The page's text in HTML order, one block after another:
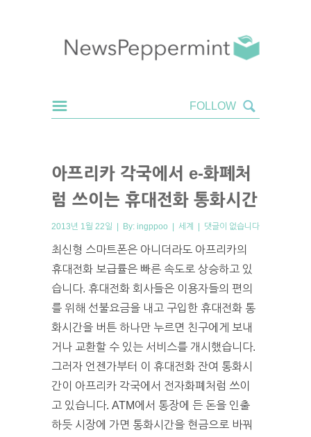
아프리카 각국에서 e-화폐처
럼 쓰이는 휴대전화 통화시간
2013년 1월 22일 | By: ingppoo | 세계 | 댓글이 없습니다
최신형 스마트폰은 아니더라도 아프리카의
휴대전화 보급률은 빠른 속도로 상승하고 있
습니다. 휴대전화 회사들은 이용자들의 편의
를 위해 선불요금을 내고 구입한 휴대전화 통
화시간을 버튼 하나만 누르면 친구에게 보내
거나 교환할 수 있는 서비스를 개시했습니다.
그러자 언젠가부터 이 휴대전화 잔여 통화시
간이 아프리카 각국에서 전자화폐처럼 쓰이
고 있습니다. ATM에서 통장에 든 돈을 인출
하듯 시장에 가면 통화시간을 현금으로 바꿔